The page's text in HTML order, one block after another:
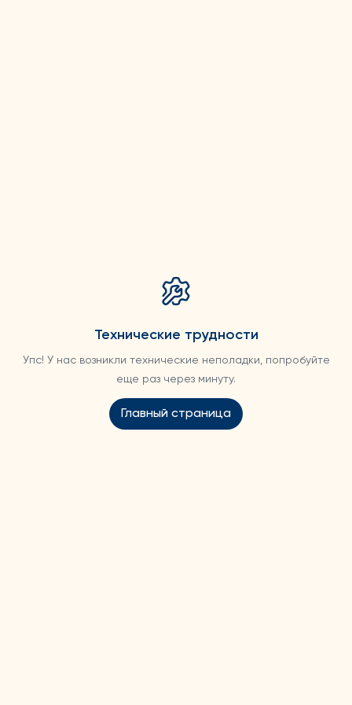
Технические трудности
Упс! У нас возникли технические неполадки, попробуйте
еще раз через минуту.
Главный страница